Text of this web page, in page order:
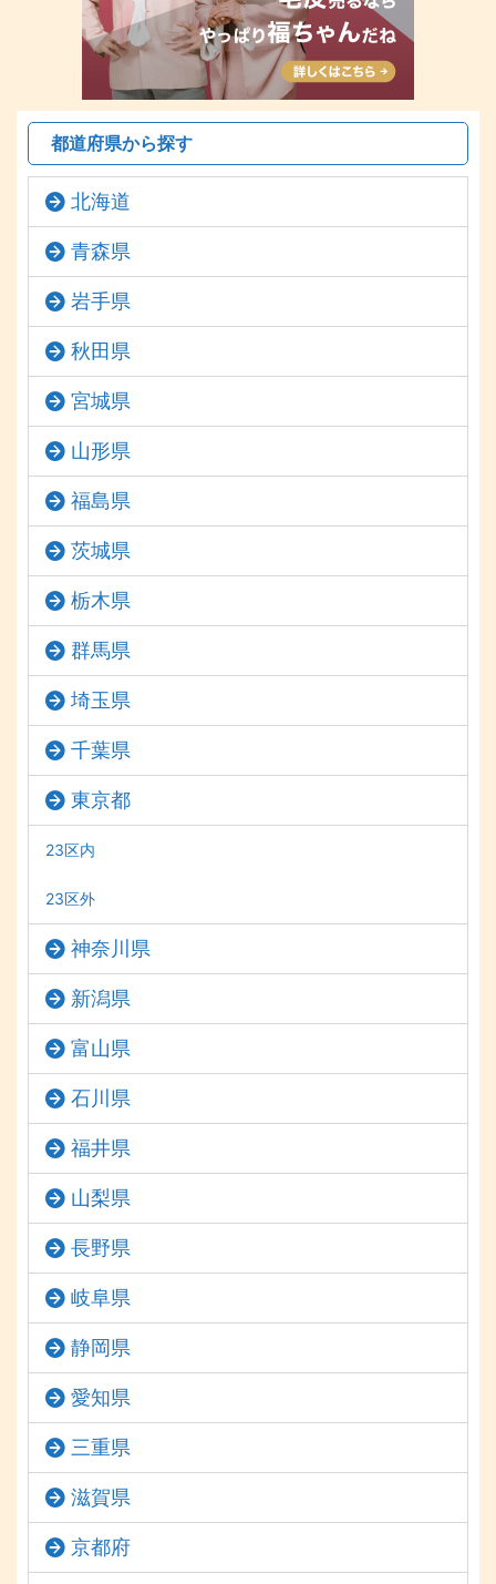
都道府県から探す
北海道
青森県
岩手県
秋田県
宮城県
山形県
福島県
茨城県
栃木県
群馬県
埼玉県
千葉県
東京都
23区内
23区外
神奈川県
新潟県
富山県
石川県
福井県
山梨県
長野県
岐阜県
静岡県
愛知県
三重県
滋賀県
京都府